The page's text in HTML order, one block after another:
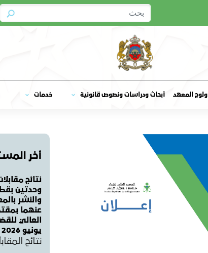
ولوج المعهد أبحاث ودراسات ونصوص قانونية خدمات
أخر
نتائج
وحدتين
والنشر
عنهما
يونيو 2026
نتائج